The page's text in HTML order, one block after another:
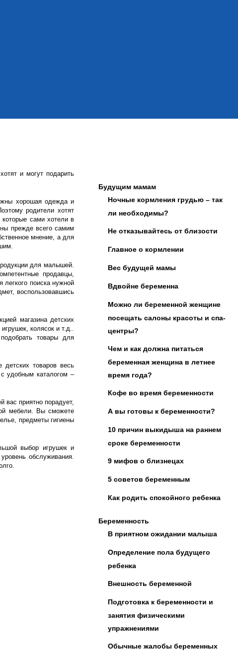
Будущим мамам
Ночные кормления грудью – так
ли необходимы?
Не отказывайтесь от близости
Главное о кормлении
Вес будущей мамы
Вдвойне беременна
Можно ли беременной женщине
посещать салоны красоты и спа-
центры?
Чем и как должна питаться
беременная женщина в летнее
время года?
Кофе во время беременности
А вы готовы к беременности?
10 причин выкидыша на раннем
сроке беременности
9 мифов о близнецах
5 советов беременным
Как родить спокойного ребенка
Беременность
В приятном ожидании малыша
Определение пола будущего
ребенка
Внешность беременной
Подготовка к беременности и
занятия физическими
упражнениями
Обычные жалобы беременных
и могут подарить
хорошая одежда и
родители хотят
которые сами хотели в
прежде всего самим
мнение, а для
для малышей.
продавцы,
поиска нужной
воспользовавшись
магазина детских
колясок и т.д..
товары для
товаров весь
удобным каталогом –
вас приятно порадует,
мебели. Вы сможете
предметы гигиены
выбор игрушек и
обслуживания.